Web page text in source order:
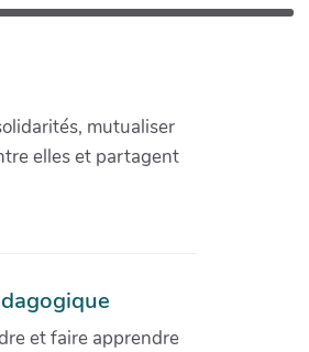
mutualiser
elles et partagent
et faire apprendre